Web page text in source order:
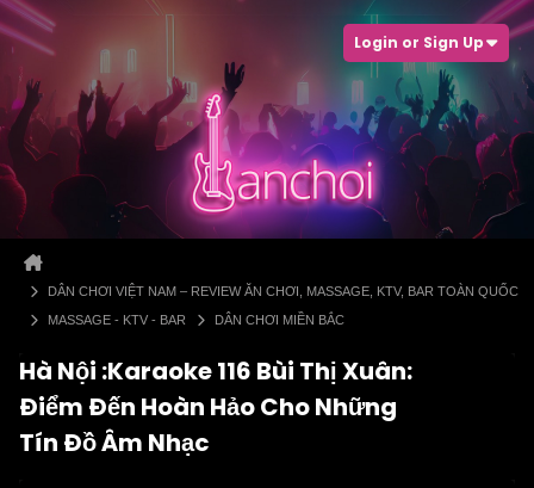
Login or Sign Up
DÂN CHƠI VIỆT NAM – REVIEW ĂN CHƠI, MASSAGE, KTV, BAR TOÀN QUỐC
MASSAGE - KTV - BAR
DÂN CHƠI MIỀN BẮC
Hà Nội :Karaoke 116 Bùi Thị Xuân:
Điểm Đến Hoàn Hảo Cho Những
Tín Đồ Âm Nhạc